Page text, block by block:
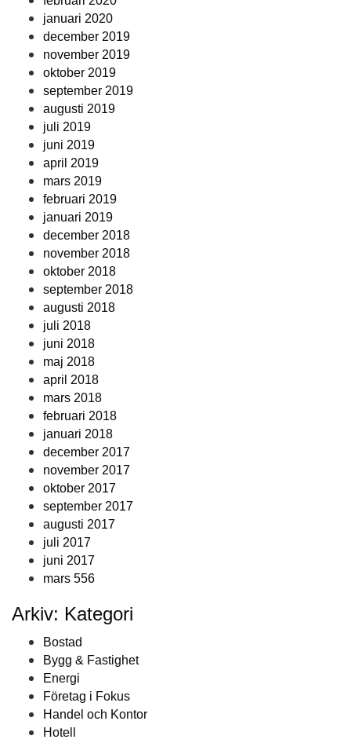
januari 2020
december 2019
november 2019
oktober 2019
september 2019
augusti 2019
juli 2019
juni 2019
april 2019
mars 2019
februari 2019
januari 2019
december 2018
november 2018
oktober 2018
september 2018
augusti 2018
juli 2018
juni 2018
maj 2018
april 2018
mars 2018
februari 2018
januari 2018
december 2017
november 2017
oktober 2017
september 2017
augusti 2017
juli 2017
juni 2017
mars 556
Arkiv: Kategori
Bostad
Bygg & Fastighet
Energi
Företag i Fokus
Handel och Kontor
Hotell